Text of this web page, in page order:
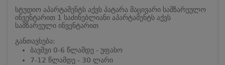
სტუდიო აპარტამენტს აქვს პატარა მაცივარი სამზარეულო
ინვენტარით 1 საძინებლიანი აპარტამენტს აქვს
სამზარეული ინვენტარით
განთავსება:
ბავშვი 0-6 წლამდე - უფასო
7-12 წლამდე - 30 ლარი